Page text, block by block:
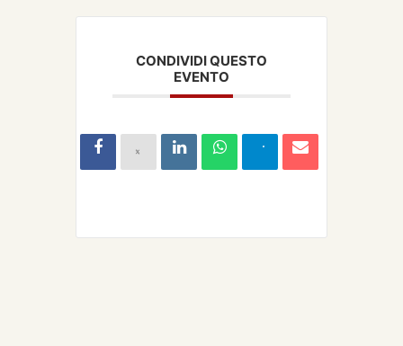
CONDIVIDI QUESTO
EVENTO